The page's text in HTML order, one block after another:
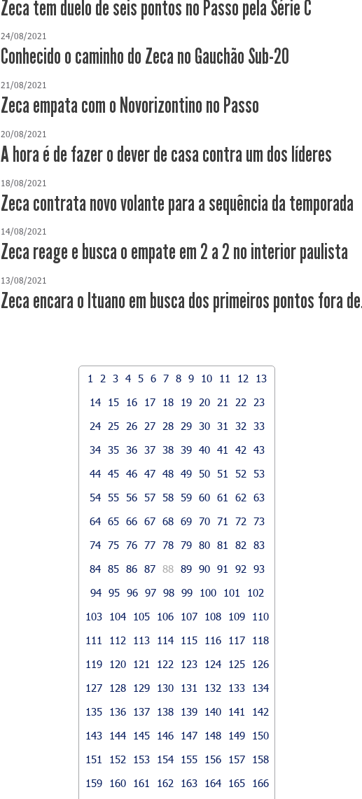
Zeca tem duelo de seis pontos no Passo pela Série C
24/08/2021
Conhecido o caminho do Zeca no Gauchão Sub-20
21/08/2021
Zeca empata com o Novorizontino no Passo
20/08/2021
A hora é de fazer o dever de casa contra um dos líderes
18/08/2021
Zeca contrata novo volante para a sequência da temporada
14/08/2021
Zeca reage e busca o empate em 2 a 2 no interior paulista
13/08/2021
Zeca encara o Ituano em busca dos primeiros pontos fora
1 2 3 4 5 6 7 8 9 10 11 12
13
14
15 16 17 18 19 20 21 22
23
24
25 26 27 28 29 30 31 32
33
34 35 36 37 38 39 40 41 42
43
44 45 46 47 48 49 50 51 52
53
54 55 56 57 58 59 60 61 62
63
64 65 66 67 68 69 70 71 72
73
74 75 76 77 78 79 80 81 82
83
84 85 86 87 88 89 90 91 92
93
94 95 96 97 98 99 100 101
102
103
104 105 106 107 108 109
110
111
112 113 114 115 116 117
118
119
120 121 122 123 124 125
126
127
128 129 130 131 132 133
134
135
136 137 138 139 140 141
142
143
144 145 146 147 148 149
150
151
152 153 154 155 156 157
158
159
160 161 162 163 164 165
166